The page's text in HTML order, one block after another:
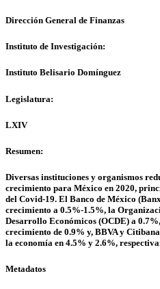
Dirección General de Finanzas
Instituto de Investigación:
Instituto Belisario Domínguez
Legislatura:
LXIV
Resumen:
Diversas instituciones y organismos
crecimiento para México en 2020,
del Covid-19. El Banco de México
crecimiento a 0.5%-1.5%, la
Desarrollo Económicos (OCDE) a
crecimiento de 0.9% y, BBVA y
la economía en 4.5% y 2.6%,
Metadatos